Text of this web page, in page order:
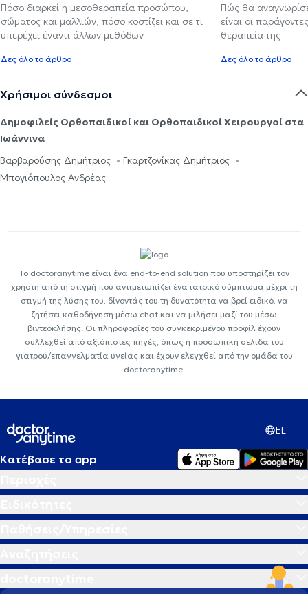
Πόσο διαρκεί η μεσοθεραπεία προσώπου,
σώματος και μαλλιών, πόσο κοστίζει και σε τι
υπερέχει έναντι άλλων μεθόδων
Δες όλο το άρθρο
Πώς θα
είναι οι
θεραπεία της
Δες όλο το άρθρο
Χρήσιμοι σύνδεσμοι
Δημοφιλείς Ορθοπαιδικοί και Ορθοπαιδικοί Χειρουργοί στα
Ιωάννινα
Βαρβαρούσης Δημήτριος
Γκαρτζονίκας Δημήτριος
Μπογιόπουλος Ανδρέας
Το doctoranytime είναι ένα end-to-end solution που υποστηρίζει τον
χρήστη από τη στιγμή που αντιμετωπίζει ένα ιατρικό σύμπτωμα μέχρι τη
στιγμή της λύσης του, δίνοντάς του τη δυνατότητα να βρεί ειδικό, να
ζητήσει καθοδήγηση μέσω chat και να μιλήσει μαζί του μέσω
βιντεοκλήσης. Οι πληροφορίες του συγκεκριμένου προφίλ έχουν
συλλεχθεί από αξιόπιστες πηγές, όπως η προσωπική σελίδα του
γιατρού/επαγγελματία υγείας και έχουν ελεγχθεί από την ομάδα του
doctoranytime.
EL
Κατέβασε το app